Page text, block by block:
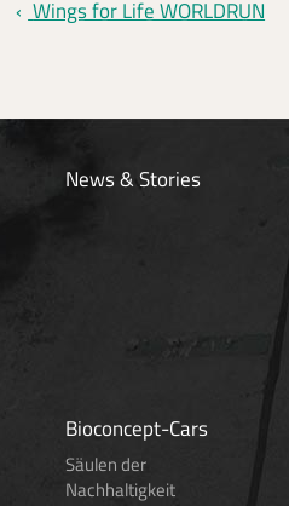
Wings for Life WORLDRUN
News & Stories
Bioconcept-Cars
Säulen der
Nachhaltigkeit